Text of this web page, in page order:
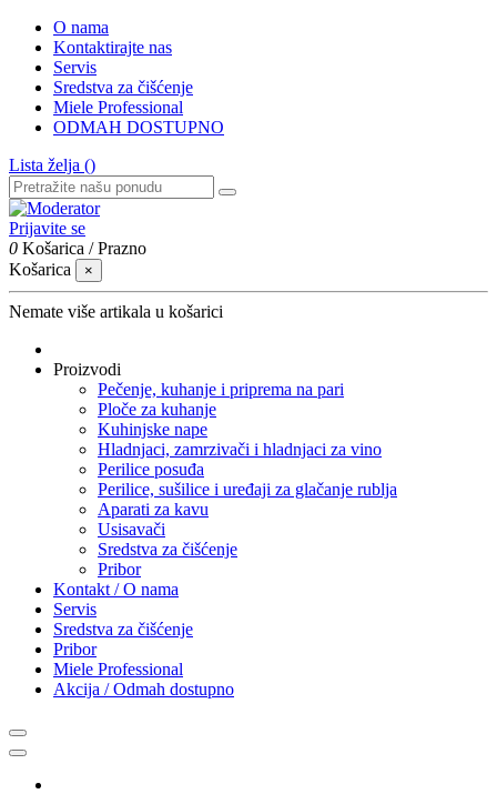
O nama
Kontaktirajte nas
Servis
Sredstva za čišćenje
Miele Professional
ODMAH DOSTUPNO
Lista želja ()
Prijavite se
0 Košarica /Prazno
Košarica
×
Nemate više artikala u košarici
Proizvodi
Pečenje, kuhanje i priprema na pari
Ploče za kuhanje
Kuhinjske nape
Hladnjaci, zamrzivači i hladnjaci za vino
Perilice posuđa
Perilice, sušilice i uređaji za glačanje rublja
Aparati za kavu
Usisavači
Sredstva za čišćenje
Pribor
Kontakt / O nama
Servis
Sredstva za čišćenje
Pribor
Miele Professional
Akcija / Odmah dostupno